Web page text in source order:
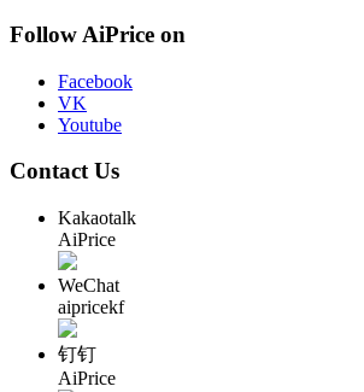
Follow AiPrice on
Facebook
VK
Youtube
Contact Us
Kakaotalk
AiPrice
WeChat
aipricekf
钉钉
AiPrice